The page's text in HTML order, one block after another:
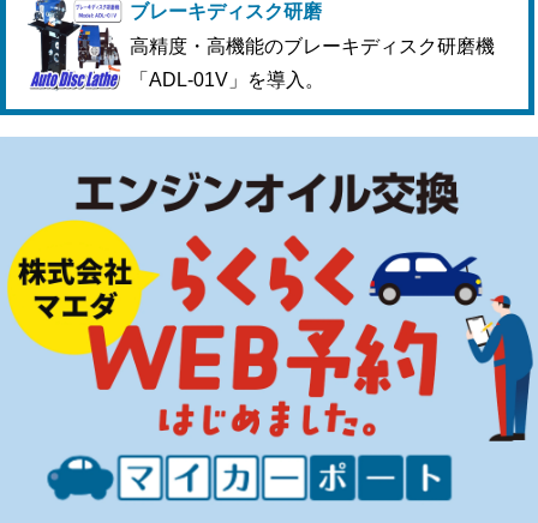
ブレーキディスク研磨
高精度・高機能のブレーキディスク研磨機
「ADL-01V」を導入。